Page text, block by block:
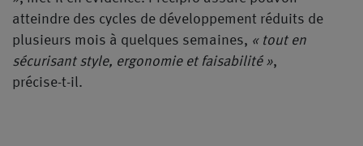
atteindre des cycles de développement réduits de
plusieurs mois à quelques semaines, « tout en
sécurisant style, ergonomie et faisabilité »,
précise-t-il.